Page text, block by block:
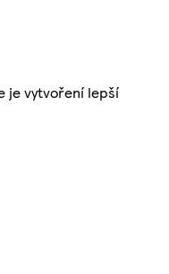
je vytvoření lepší